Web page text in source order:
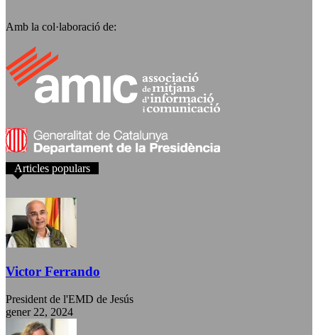
Amb la col·laboració de:
Articles populars
Victor Ferrando
President de l'EMD de Jesús
gener 22, 2024